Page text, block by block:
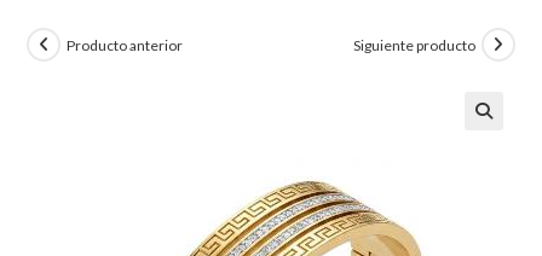
Producto anterior Siguiente producto